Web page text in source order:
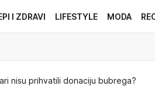
I ZDRAVI LIFESTYLE MODA
nisu prihvatili donaciju bubrega?